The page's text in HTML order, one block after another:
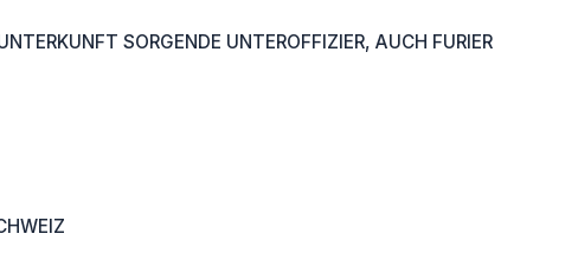
SORGENDE UNTEROFFIZIER, AUCH FURIER